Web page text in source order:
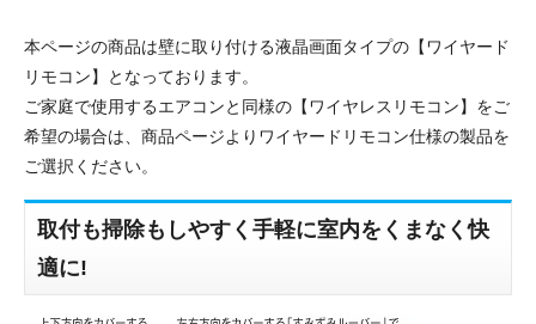
本ページの商品は壁に取り付ける液晶画面タイプの【ワイヤード
リモコン】となっております。
ご家庭で使用するエアコンと同様の【ワイヤレスリモコン】をご
希望の場合は、商品ページよりワイヤードリモコン仕様の製品を
ご選択ください。
取付も掃除もしやすく手軽に室内をくまなく快
適に!